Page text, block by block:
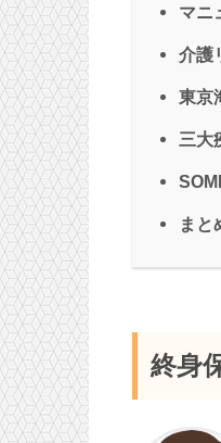
マニ
介護
東京
三大
まと
終身